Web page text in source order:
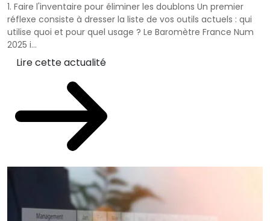
1. Faire l'inventaire pour éliminer les doublons Un premier
réflexe consiste à dresser la liste de vos outils actuels : qui
utilise quoi et pour quel usage ? Le Baromètre France Num
2025 i...
Lire cette actualité